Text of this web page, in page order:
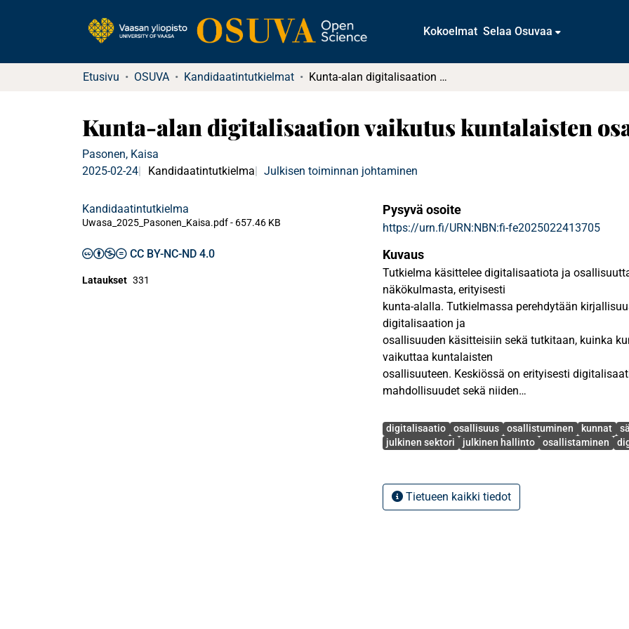
Kokoelmat Selaa Osuvaa
Etusivu OSUVA Kandidaatintutkielmat Kunta-alan digitalisaation vaikutus kuntalaisten osallisuuteen
Kunta-alan digitalisaation vaikutus kuntalaisten
Pasonen, Kaisa
2025-02-24
Kandidaatintutkielma Julkisen toiminnan johtaminen
Kandidaatintutkielma
Uwasa_2025_Pasonen_Kaisa.pdf - 657.46 KB
CC BY-NC-ND 4.0
Lataukset 331
Pysyvä osoite
https://urn.fi/URN:NBN:fi-fe2025022413705
Kuvaus
Tutkielma käsittelee digitalisaatiota ja
näkökulmasta, erityisesti
kunta-alalla. Tutkielmassa perehdytään
digitalisaation ja
osallisuuden käsitteisiin sekä tutkitaan, kuinka
vaikuttaa kuntalaisten
osallisuuteen. Keskiössä on erityisesti
mahdollisuudet sekä niiden
Digitalisaation ja digitaaliseen yhteiskuntaan
resurssit sekä moniin
inhimillisiin tekijöihin liittyvät asiat. Toisaalta
Avainsanat
digitalisaatio osallisuus osallistuminen kunnat
julkinen sektori
julkinen hallinto osallistaminen
Tietueen kaikki tiedot